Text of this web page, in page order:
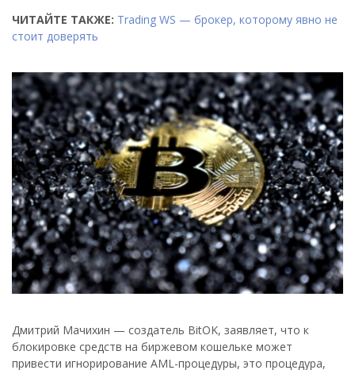
ЧИТАЙТЕ ТАКЖЕ: Trading WS — брокер, которому явно не
стоит доверять
Дмитрий Мачихин — создатель BitOK, заявляет, что к
блокировке средств на биржевом кошельке может
привести игнорирование AML-процедуры, это процедура,